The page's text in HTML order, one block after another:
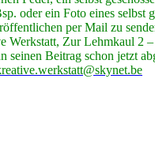
oder ein Foto eines selbst
per Mail zu
Werkstatt, Zur Lehmkaul 2
seinen Beitrag schon jetzt